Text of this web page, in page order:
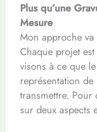
Plus qu’une
Mesure
Mon approche
Chaque projet
visons à ce que
représentation
transmettre.
sur deux aspects